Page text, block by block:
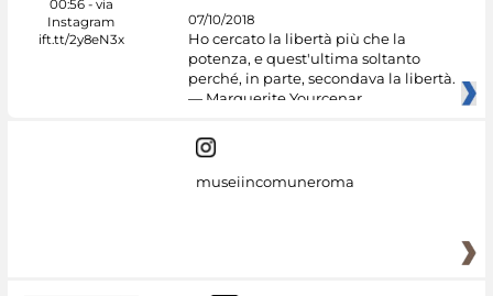
07/10/2018
Ho cercato la libertà più che la
potenza, e quest'ultima soltanto
perché, in parte, secondava la libertà.
— Marguerite Yourcenar
museiincomuneroma